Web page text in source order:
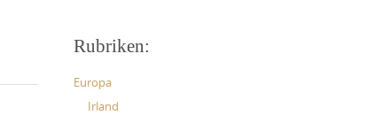
Rubriken:
Europa
Irland